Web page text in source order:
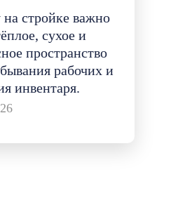
стройке важно
сухое и
пространство
рабочих и
инвентаря.